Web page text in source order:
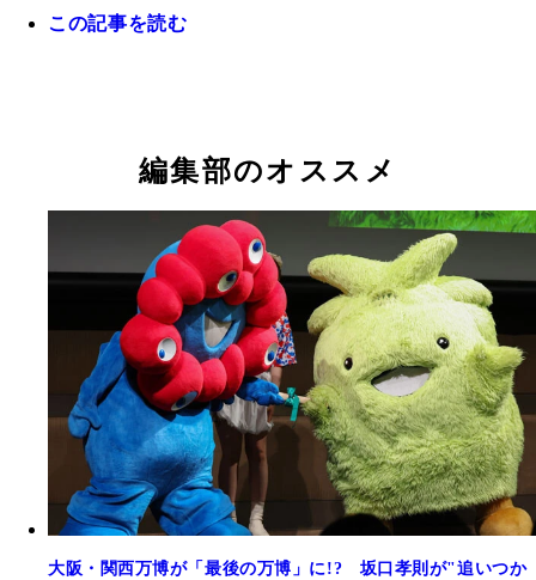
この記事を読む
編集部のオススメ
大阪・関西万博が「最後の万博」に!? 坂口孝則が"追いつか